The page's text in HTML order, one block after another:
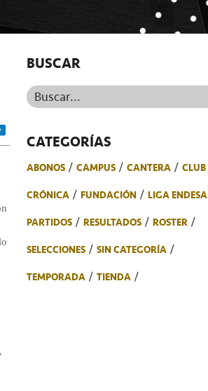
BUSCAR
Buscar...
CATEGORÍAS
ABONOS CAMPUS CANTERA
CLUB
CRÓNICA
FUNDACIÓN
LIGA ENDESA
PARTIDOS
RESULTADOS
ROSTER
SELECCIONES
SIN CATEGORÍA
TEMPORADA
TIENDA